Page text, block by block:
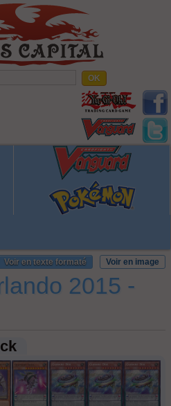
2015 -
Voir en texte formaté Voir en image